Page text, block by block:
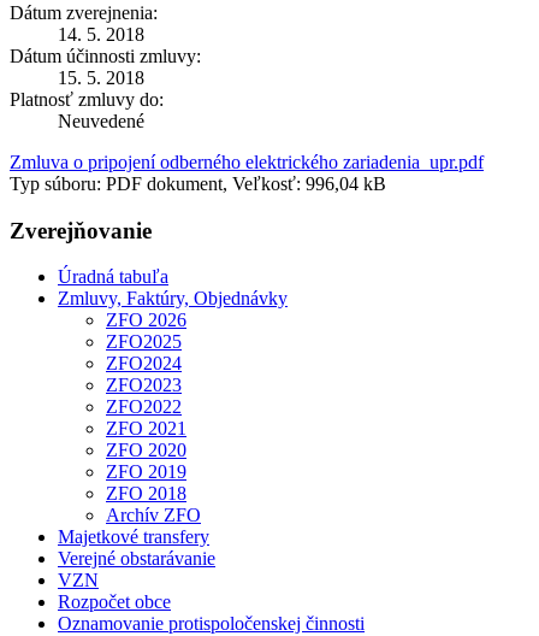
Dátum zverejnenia:
14. 5. 2018
Dátum účinnosti zmluvy:
15. 5. 2018
Platnosť zmluvy do:
Neuvedené
Zmluva o pripojení odberného elektrického zariadenia_upr.pdf
Typ súboru: PDF dokument, Veľkosť: 996,04 kB
Zverejňovanie
Úradná tabuľa
Zmluvy, Faktúry, Objednávky
ZFO 2026
ZFO2025
ZFO2024
ZFO2023
ZFO2022
ZFO 2021
ZFO 2020
ZFO 2019
ZFO 2018
Archív ZFO
Majetkové transfery
Verejné obstarávanie
VZN
Rozpočet obce
Oznamovanie protispoločenskej činnosti